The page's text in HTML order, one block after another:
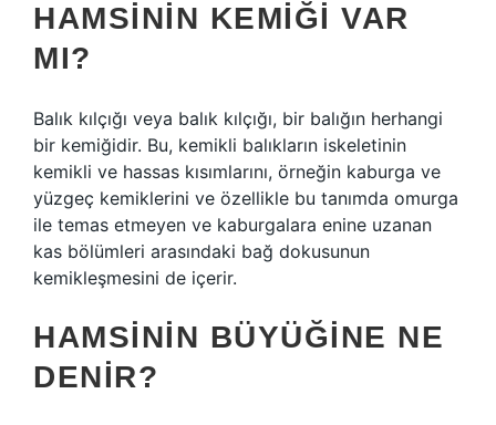
HAMSININ KEMIĞI VAR
MI?
Balık kılçığı veya balık kılçığı, bir balığın herhangi
bir kemiğidir. Bu, kemikli balıkların iskeletinin
kemikli ve hassas kısımlarını, örneğin kaburga ve
yüzgeç kemiklerini ve özellikle bu tanımda omurga
ile temas etmeyen ve kaburgalara enine uzanan
kas bölümleri arasındaki bağ dokusunun
kemikleşmesini de içerir.
HAMSININ BÜYÜĞINE NE
DENIR?